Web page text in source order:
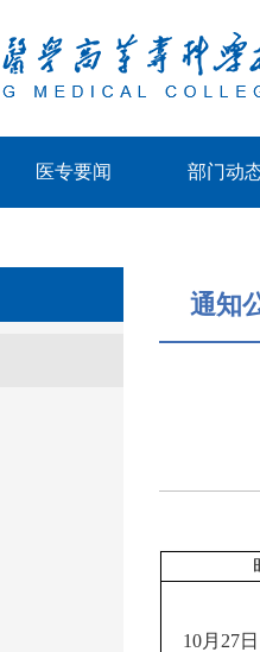
医专要闻 部门动
通知
10月 27日